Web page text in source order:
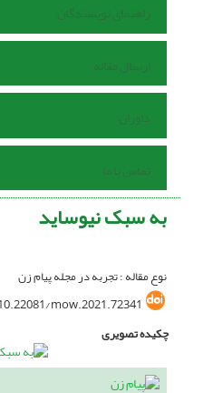
راهنمای نویسندگان
ارسال مقاله
داوران
تماس با ما
به سبک نیوساید
نوع مقاله : تجربه در مجله پیام زن
mow.2021.72341
چکیده تصویری